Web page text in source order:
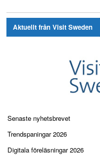
Aktuellt från Visit Sweden
Senaste nyhetsbrevet
Trendspaningar 2026
Digitala föreläsningar 2026